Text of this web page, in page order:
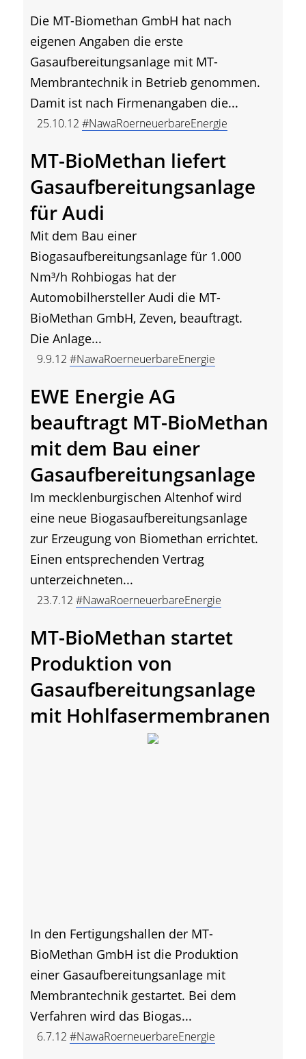
Die MT-Biomethan GmbH hat nach
eigenen Angaben die erste
Gasaufbereitungsanlage mit MT-
Membrantechnik in Betrieb genommen.
Damit ist nach Firmenangaben die...
25.10.12 #NawaRoerneuerbareEnergie
MT-BioMethan liefert
Gasaufbereitungsanlage
für Audi
Mit dem Bau einer
Biogasaufbereitungsanlage für 1.000
Nm³/h Rohbiogas hat der
Automobilhersteller Audi die MT-
BioMethan GmbH, Zeven, beauftragt.
Die Anlage...
9.9.12 #NawaRoerneuerbareEnergie
EWE Energie AG
beauftragt MT-BioMethan
mit dem Bau einer
Gasaufbereitungsanlage
Im mecklenburgischen Altenhof wird
eine neue Biogasaufbereitungsanlage
zur Erzeugung von Biomethan errichtet.
Einen entsprechenden Vertrag
unterzeichneten...
23.7.12 #NawaRoerneuerbareEnergie
MT-BioMethan startet
Produktion von
Gasaufbereitungsanlage
mit Hohlfasermembranen
In den Fertigungshallen der MT-
BioMethan GmbH ist die Produktion
einer Gasaufbereitungsanlage mit
Membrantechnik gestartet. Bei dem
Verfahren wird das Biogas...
6.7.12 #NawaRoerneuerbareEnergie